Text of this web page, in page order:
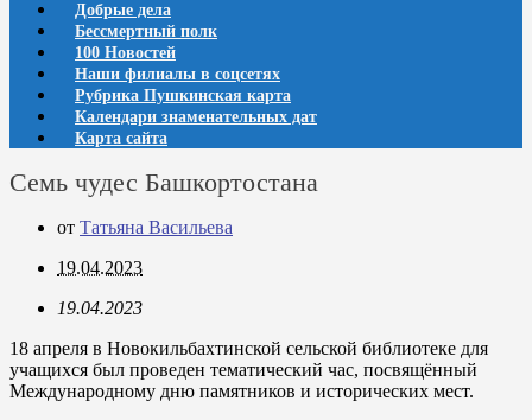
Добрые дела
Бессмертный полк
100 Новостей
Наши филиалы в соцсетях
Рубрика Пушкинская карта
Календари знаменательных дат
Карта сайта
Семь чудес Башкортостана
от Татьяна Васильева
19.04.2023
19.04.2023
18 апреля в Новокильбахтинской сельской библиотеке для
учащихся был проведен тематический час, посвящённый
Международному дню памятников и исторических мест.